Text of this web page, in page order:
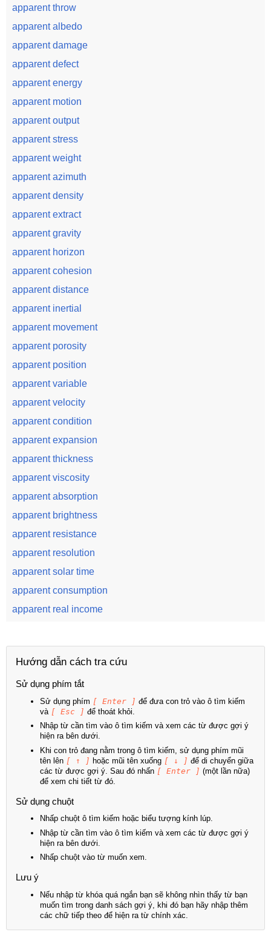
apparent throw
apparent albedo
apparent damage
apparent defect
apparent energy
apparent motion
apparent output
apparent stress
apparent weight
apparent azimuth
apparent density
apparent extract
apparent gravity
apparent horizon
apparent cohesion
apparent distance
apparent inertial
apparent movement
apparent porosity
apparent position
apparent variable
apparent velocity
apparent condition
apparent expansion
apparent thickness
apparent viscosity
apparent absorption
apparent brightness
apparent resistance
apparent resolution
apparent solar time
apparent consumption
apparent real income
Hướng dẫn cách tra cứu
Sử dụng phím tắt
Sử dụng phím [ Enter ] để đưa con trỏ vào ô tìm kiếm
và [ Esc ] để thoát khỏi.
Nhập từ cần tìm vào ô tìm kiếm và xem các từ được gợi ý
hiện ra bên dưới.
Khi con trỏ đang nằm trong ô tìm kiếm, sử dụng phím mũi
tên lên [ ↑ ] hoặc mũi tên xuống [ ↓ ] để di chuyển giữa
các từ được gợi ý. Sau đó nhấn [ Enter ] (một lần nữa)
để xem chi tiết từ đó.
Sử dụng chuột
Nhấp chuột ô tìm kiếm hoặc biểu tượng kính lúp.
Nhập từ cần tìm vào ô tìm kiếm và xem các từ được gợi ý
hiện ra bên dưới.
Nhấp chuột vào từ muốn xem.
Lưu ý
Nếu nhập từ khóa quá ngắn bạn sẽ không nhìn thấy từ bạn
muốn tìm trong danh sách gợi ý, khi đó bạn hãy nhập thêm
các chữ tiếp theo để hiện ra từ chính xác.